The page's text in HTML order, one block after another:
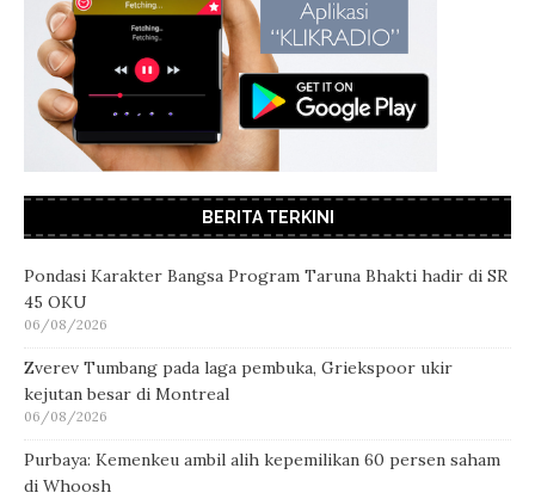
BERITA TERKINI
Pondasi Karakter Bangsa Program Taruna Bhakti hadir di SR
45 OKU
06/08/2026
Zverev Tumbang pada laga pembuka, Griekspoor ukir
kejutan besar di Montreal
06/08/2026
Purbaya: Kemenkeu ambil alih kepemilikan 60 persen saham
di Whoosh